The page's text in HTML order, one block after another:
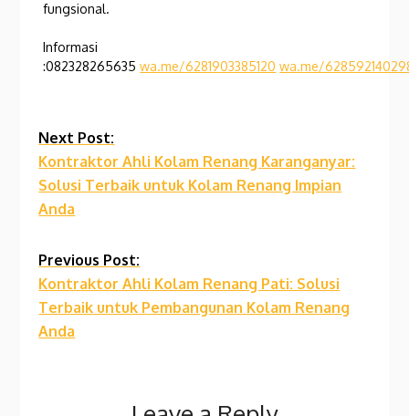
fungsional.
Informasi
:082328265635wa.me/6281903385120 wa.me/
Continue
Reading
Next Post:
Kontraktor Ahli Kolam Renang Karanganyar:
Solusi Terbaik untuk Kolam Renang Impian
Anda
Previous Post:
Kontraktor Ahli Kolam Renang Pati: Solusi
Terbaik untuk Pembangunan Kolam Renang
Anda